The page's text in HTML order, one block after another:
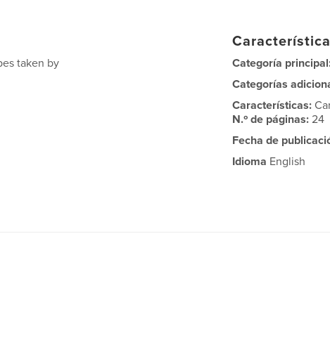
taken by
Categoría
Categorías
Características:
N.º de páginas:24
Fecha de
Idioma English